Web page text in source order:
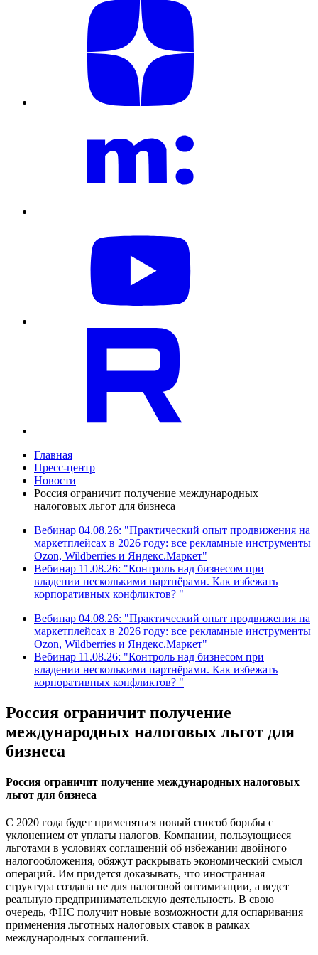
Главная
Пресс-центр
Новости
Россия ограничит получение международных
налоговых льгот для бизнеса
Вебинар 04.08.26: "Практический опыт продвижения на
маркетплейсах в 2026 году: все рекламные инструменты
Ozon, Wildberries и Яндекс.Маркет"
Вебинар 11.08.26: "Контроль над бизнесом при
владении несколькими партнёрами. Как избежать
корпоративных конфликтов? "
Вебинар 04.08.26: "Практический опыт продвижения на
маркетплейсах в 2026 году: все рекламные инструменты
Ozon, Wildberries и Яндекс.Маркет"
Вебинар 11.08.26: "Контроль над бизнесом при
владении несколькими партнёрами. Как избежать
корпоративных конфликтов? "
Россия ограничит получение
международных налоговых льгот для
бизнеса
Россия ограничит получение международных налоговых
льгот для бизнеса
С 2020 года будет применяться новый способ борьбы с
уклонением от уплаты налогов. Компании, пользующиеся
льготами в условиях соглашений об избежании двойного
налогообложения, обяжут раскрывать экономический смысл
операций. Им придется доказывать, что иностранная
структура создана не для налоговой оптимизации, а ведет
реальную предпринимательскую деятельность. В свою
очередь, ФНС получит новые возможности для оспаривания
применения льготных налоговых ставок в рамках
международных соглашений.